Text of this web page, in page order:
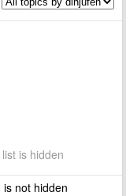
is hidden
not hidden